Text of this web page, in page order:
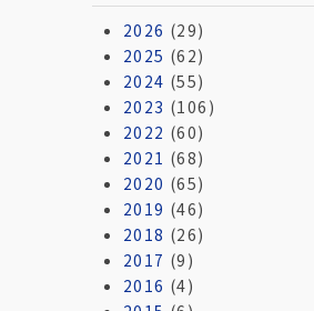
2026 (29)
2025 (62)
2024 (55)
2023 (106)
2022 (60)
2021 (68)
2020 (65)
2019 (46)
2018 (26)
2017 (9)
2016 (4)